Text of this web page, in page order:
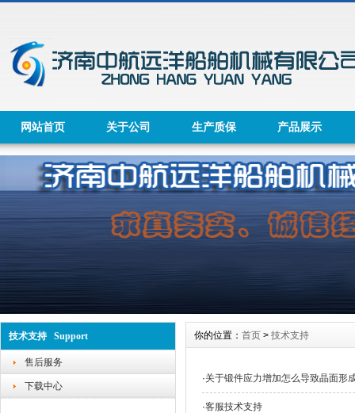
网站首页 关于公司 生产质保 产品展示
技术支持 Support
售后服务
下载中心
你的位置： 首页 > 技术支持
·关于锻件应力增加怎么导致晶面形
·客服技术支持